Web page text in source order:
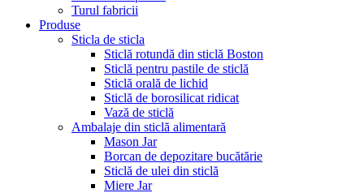
Turul fabricii
Produse
Sticla de sticla
Sticlă rotundă din sticlă Boston
Sticlă pentru pastile de sticlă
Sticlă orală de lichid
Sticlă de borosilicat ridicat
Vază de sticlă
Ambalaje din sticlă alimentară
Mason Jar
Borcan de depozitare bucătărie
Sticlă de ulei din sticlă
Miere Jar